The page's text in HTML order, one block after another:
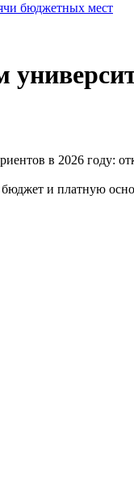
бюджетных мест
в 2026
и платную